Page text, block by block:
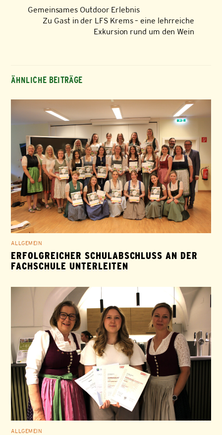
Gemeinsames Outdoor Erlebnis
Zu Gast in der LFS Krems – eine lehrreiche
Exkursion rund um den Wein
ÄHNLICHE BEITRÄGE
ALLGEMEIN
ERFOLGREICHER SCHULABSCHLUSS AN DER
FACHSCHULE UNTERLEITEN
ALLGEMEIN